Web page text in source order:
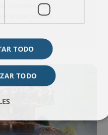
conexión XML
que puedes
TODO
TODO